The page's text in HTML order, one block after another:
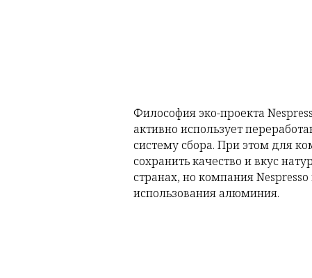
Философия эко-проекта
активно использует
систему сбора. При этом для
сохранить качество и вкус
странах, но компания
использования алюминия.